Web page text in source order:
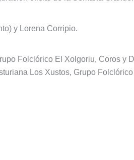
y Lorena Corripio.
Folclórico El Xolgoriu, Coros y
Los Xustos, Grupo